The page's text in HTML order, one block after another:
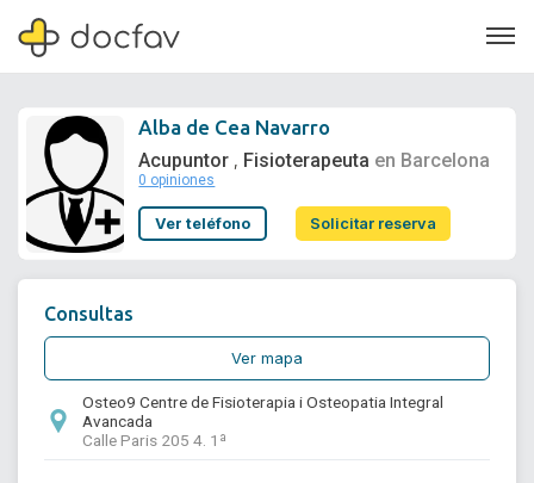
Soporte
Alba de Cea Navarro
Acupuntor , Fisioterapeuta en Barcelona
0 opiniones
Ver teléfono Solicitar reserva
Consultas
Ver mapa
Osteo9 Centre de Fisioterapia i Osteopatia Integral
Avancada
Calle Paris 205 4. 1ª